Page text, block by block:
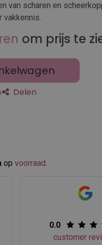
van scharen en
vakkennis.
om prijs te
Delen
op voorraad
0.0
customer